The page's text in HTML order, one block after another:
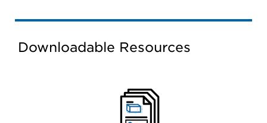
Downloadable Resources